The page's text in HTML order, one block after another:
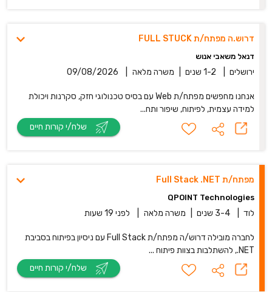
דרוש.ה מפתח/ת FULL STUCK
דנאל משאבי אנוש
ירושלים 1-2 שנים משרה מלאה 09/08/2026
אנחנו מחפשים מפתח/ת Web עם בסיס טכנולוגי חזק, סקרנות ויכולת
למידה עצמית, לפיתוח, שיפור ותח...
מפתח/ת Full Stack ‎.NET
QPOINT Technologies
לוד 3-4 שנים משרה מלאה לפני 19 שעות
לחברה מובילה דרוש/ה מפתח/ת Full Stack עם ניסיון בפיתוח בסביבת
‎.NET, להשתלבות בצוות פיתוח ...